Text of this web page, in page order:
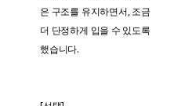
은 구조를 유지하면서, 조금
더 단정하게 입을 수 있도록
했습니다.